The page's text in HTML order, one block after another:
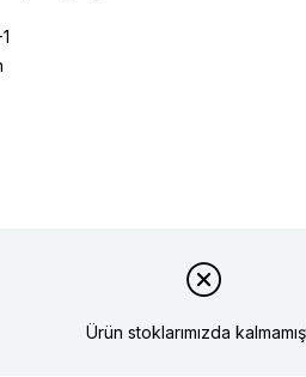
Ürün stoklarımızda